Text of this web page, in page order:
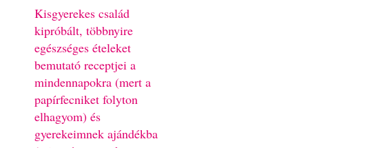
Kisgyerekes család
kipróbált, többnyire
egészséges ételeket
bemutató receptjei a
mindennapokra (mert a
papírfecniket folyton
elhagyom) és
gyerekeimnek ajándékba